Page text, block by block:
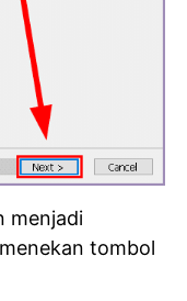
menjadi
tombol